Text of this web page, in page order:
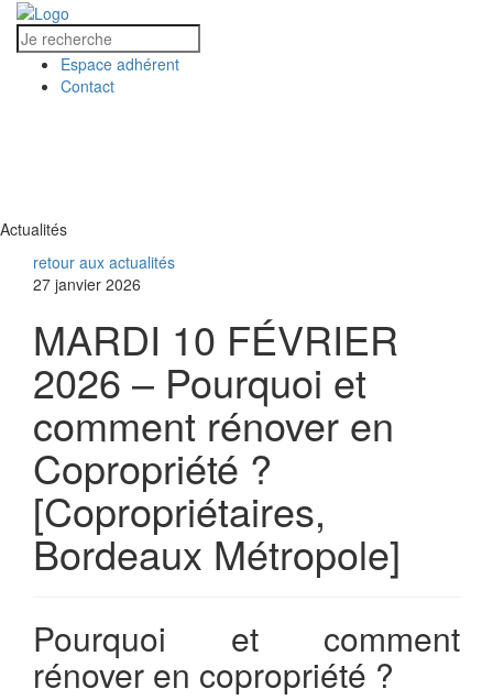
Espace adhérent
Contact
Actualités
retour aux actualités
27 janvier 2026
MARDI 10 FÉVRIER
2026 – Pourquoi et
comment rénover en
Copropriété ?
[Copropriétaires,
Bordeaux Métropole]
Pourquoi et comment
rénover en copropriété ?